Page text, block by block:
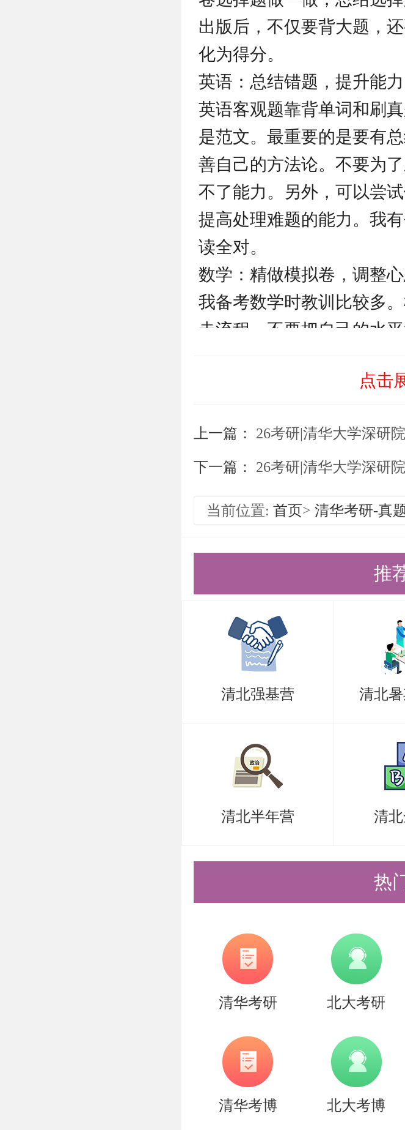
出版后，不仅要背大题，
化为得分。
英语：总结错题，提升能力
英语客观题靠背单词和刷
是范文。最重要的是要有
善自己的方法论。不要为
不了能力。另外，可以尝
提高处理难题的能力。我
读全对。
数学：精做模拟卷，调整
我备考数学时教训比较多
走流程。不要把自己的水
因为预期过高，遇到难题心
无论初试考得怎么样，休
了初试前十五名和不过线
笔试：模数电
模拟电子技术：需要花费
究真题。近年还要关注书
简洁清晰的构图方法。
面试：展现全方位能力
面试主要关注成绩单和自
等，时间允许的话程序设
个人自述：不要把自己框
兴趣。面试时精神面貌要
盛世清北有针对性的复试
次。和模拟的人一起找问
貌上的，然后及时改正，
以上是关于【26考研|清华
研经验分享】的内容，希
需要说的是，考清北竞争
持。盛世清北-清北考研集
造，有清北先行营、清北
点击
上一篇： 26考研|清华大学深研院互
下一篇： 26考研|清华大学深研院数
当前位置: 首页> 清华考研-真
推
清北强基营 清北
清北半年营 清
热
清华考研 北大考研
清华考博 北大考博